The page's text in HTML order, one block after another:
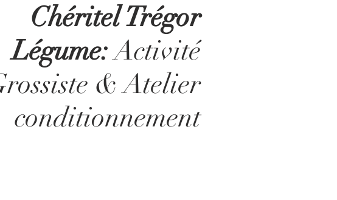
Chéritel Trégor
Légume:Activité
& Atelier
conditionnement